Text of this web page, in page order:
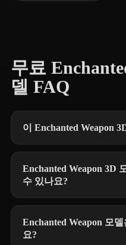
무료
델 FAQ
이 Enchanted Weapon
Enchanted Weapon 3D
수 있나요?
Enchanted Weapon 모
요?